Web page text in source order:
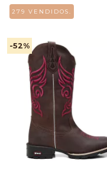
279 VENDIDOS.
-52%